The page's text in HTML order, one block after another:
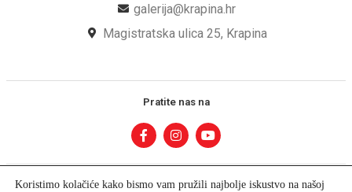
galerija@krapina.hr
Magistratska ulica 25, Krapina
Pratite nas na
Koristimo kolačiće kako bismo vam pružili najbolje iskustvo na našoj